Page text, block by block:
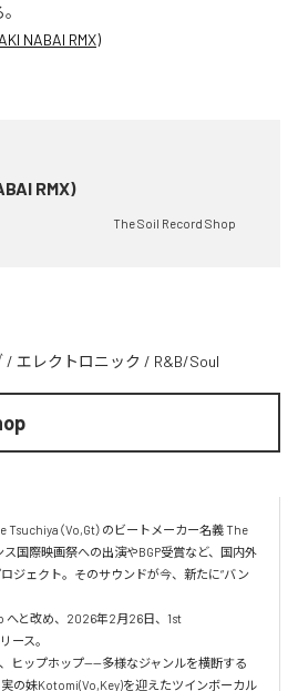
NABAI RMX)
RMX)
The Soil Record Shop
/ エレクトロニック / R&B/Soul
（Vo,Gt）のビートメーカー名義 The
国際映画祭への出演やBGP受賞など、国内外
ジェクト。そのサウンドが今、新たに“バン
へと改め、2026年2月26日、1st
ース。
ヒップホップ——多様なジャンルを横断する
の妹Kotomi(Vo,Key)を迎えたツインボーカル